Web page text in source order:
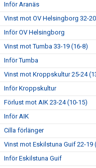
Inför Aranäs
Vinst mot OV Helsingborg 32-
Inför OV Helsingborg
Vinst mot Tumba 33-19 (16-8)
Inför Tumba
Vinst mot Kroppskultur 25-24
Inför Kroppskultur
Förlust mot AIK 23-24 (10-15)
Inför AIK
Cilla förlänger
Vinst mot Eskilstuna Guif 22-19
Inför Eskilstuna Guif